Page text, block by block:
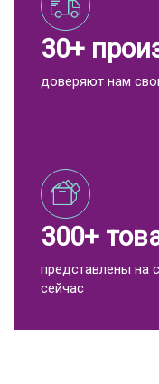
30+
доверяют нам
300+
представлены на
сейчас